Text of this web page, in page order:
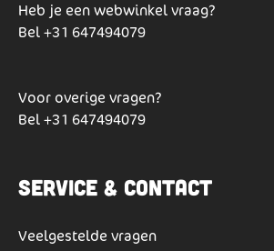
Heb je een webwinkel vraag?
Bel+31 647494079
Voor overige vragen?
Bel+31 647494079
Service & Contact
Veelgestelde vragen